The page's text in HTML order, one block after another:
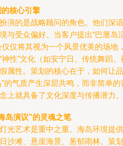
核心引擎
演的是战略顾问的角色。他们深谙
与受众偏好。当客户提出“巴厘岛
仅将其视为一个风景优美的场地
性”文化（如安宁日、传统舞蹈、
属性。策划的核心在于，如何让品
的气质产生深层共鸣，而非简单的
上就具备了文化深度与传播潜力。
岛演议”的灵魂之笔
光艺术是重中之重。海岛环境提供
滩、悬崖海景、葱郁雨林。策划